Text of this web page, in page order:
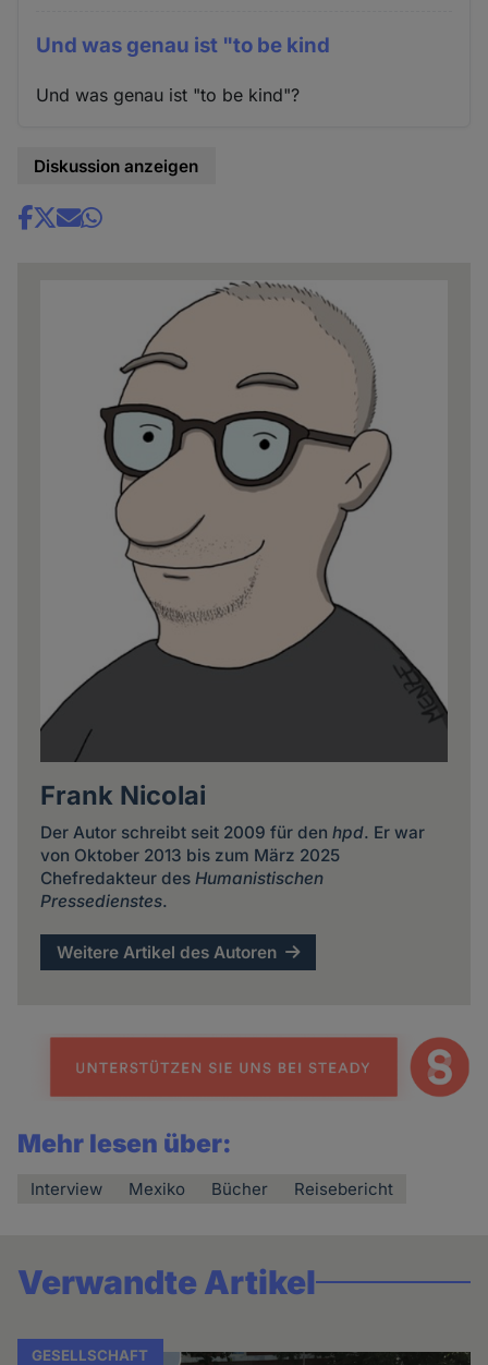
Und was genau ist "to be kind
Und was genau ist "to be kind"?
Diskussion anzeigen
Share
Frank Nicolai
Der Autor schreibt seit 2009 für den hpd. Er war
von Oktober 2013 bis zum März 2025
Chefredakteur des Humanistischen
Pressedienstes.
Weitere Artikel des Autoren
Mehr lesen über:
Interview Mexiko Bücher Reisebericht
Verwandte Artikel
GESELLSCHAFT